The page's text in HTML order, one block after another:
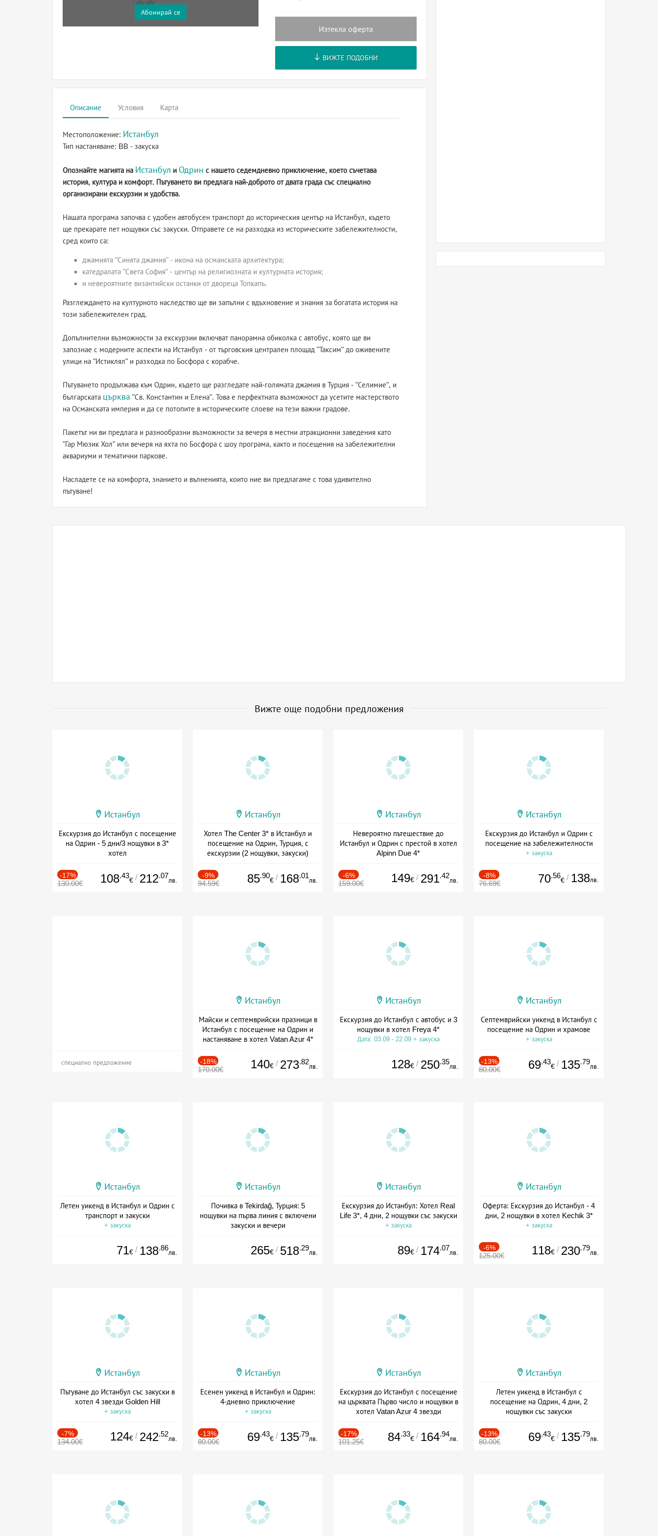
Абонирай се
Изтекла оферта
ВИЖТЕ ПОДОБНИ
Описание Условия Карта
Местоположение: Истанбул
Тип настаняване: BB - закуска
Опознайте магията на Истанбул и Одрин с нашето седемдневно приключение, което съчетава
история, култура и комфорт. Пътуването ви предлага най-доброто от двата града със специално
организирани екскурзии и удобства.
Нашата програма започва с удобен автобусен транспорт до историческия център на Истанбул, където
ще прекарате пет нощувки със закуски. Отправете се на разходка из историческите забележителности,
сред които са:
джамията "Синята джамия" - икона на османската архитектура;
катедралата "Света София" - център на религиозната и културната история;
и невероятните византийски останки от двореца Топкапъ.
Разглеждането на културното наследство ще ви запълни с вдъхновение и знания за богатата история на
този забележителен град.
Допълнителни възможности за екскурзии включват панорамна обиколка с автобус, която ще ви
запознае с модерните аспекти на Истанбул - от търговския централен площад "Таксим" до оживените
улици на "Истиклял" и разходка по Босфора с корабче.
Пътуването продължава към Одрин, където ще разгледате най-голямата джамия в Турция - "Селимие", и
българската църква "Св. Константин и Елена". Това е перфектната възможност да усетите мастерството
на Османската империя и да се потопите в историческите слоеве на тези важни градове.
Пакетът ни ви предлага и разнообразни възможности за вечеря в местни атракционни заведения като
"Гар Мюзик Хол" или вечеря на яхта по Босфора с шоу програма, както и посещения на забележителни
аквариуми и тематични паркове.
Насладете се на комфорта, знанието и вълненията, които ние ви предлагаме с това удивително
пътуване!
Вижте още подобни предложения
Истанбул
Екскурзия до Истанбул с посещение
на Одрин - 5 дни/3 нощувки в 3*
хотел
-17%
130.00€ 108.43
€ / 212.07
лв.
Истанбул
Хотел The Center 3* в Истанбул и
посещение на Одрин, Турция, с
екскурзии (2 нощувки, закуски)
-9%
94.59€ 85.90
€ / 168.01
лв.
Истанбул
Невероятно пътешествие до
Истанбул и Одрин с престой в хотел
Alpinn Due 4*
-6%
159.00€ 149€ / 291.42
лв.
Истанбул
Екскурзия до Истанбул и Одрин с
посещение на забележителности
+ закуска
-8%
76.69€ 70.56
€ / 138лв.
специално предложение
Истанбул
Майски и септемврийски празници в
Истанбул с посещение на Одрин и
настаняване в хотел Vatan Azur 4*
-18%
170.00€ 140€ / 273.82
лв.
Истанбул
Екскурзия до Истанбул с автобус и 3
нощувки в хотел Freya 4*
Дата: 03.09 - 22.09 + закуска
128€ / 250.35
лв.
Истанбул
Септемврийски уикенд в Истанбул с
посещение на Одрин и храмове
+ закуска
-13%
80.00€ 69.43
€ / 135.79
лв.
Истанбул
Летен уикенд в Истанбул и Одрин с
транспорт и закуски
+ закуска
71€ / 138.86
лв.
Истанбул
Почивка в Tekirdağ, Турция: 5
нощувки на първа линия с включени
закуски и вечери
265€ / 518.29
лв.
Истанбул
Екскурзия до Истанбул: Хотел Real
Life 3*, 4 дни, 2 нощувки със закуски
+ закуска
89€ / 174.07
лв.
Истанбул
Оферта: Екскурзия до Истанбул - 4
дни, 2 нощувки в хотел Kechik 3*
+ закуска
-6%
125.00€ 118€ / 230.79
лв.
Истанбул
Пътуване до Истанбул със закуски в
хотел 4 звезди Golden Hill
+ закуска
-7%
134.00€ 124€ / 242.52
лв.
Истанбул
Есенен уикенд в Истанбул и Одрин:
4-дневно приключение
+ закуска
-13%
80.00€ 69.43
€ / 135.79
лв.
Истанбул
Екскурзия до Истанбул с посещение
на църквата Първо число и нощувки в
хотел Vatan Azur 4 звезди
-17%
101.25€ 84.33
€ / 164.94
лв.
Истанбул
Летен уикенд в Истанбул с
посещение на Одрин, 4 дни, 2
нощувки със закуски
-13%
80.00€ 69.43
€ / 135.79
лв.